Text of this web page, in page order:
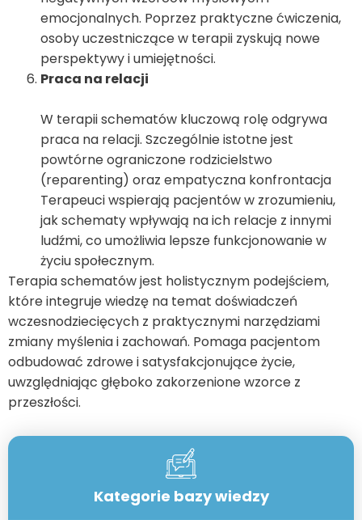
emocjonalnych. Poprzez praktyczne ćwiczenia,
osoby uczestniczące w terapii zyskują nowe
perspektywy i umiejętności.
Praca na relacji
W terapii schematów kluczową rolę odgrywa
praca na relacji. Szczególnie istotne jest
powtórne ograniczone rodzicielstwo
(reparenting) oraz empatyczna konfrontacja
Terapeuci wspierają pacjentów w zrozumieniu,
jak schematy wpływają na ich relacje z innymi
ludźmi, co umożliwia lepsze funkcjonowanie w
życiu społecznym.
Terapia schematów jest holistycznym podejściem,
które integruje wiedzę na temat doświadczeń
wczesnodziecięcych z praktycznymi narzędziami
zmiany myślenia i zachowań. Pomaga pacjentom
odbudować zdrowe i satysfakcjonujące życie,
uwzględniając głęboko zakorzenione wzorce z
przeszłości.
Kategorie bazy wiedzy